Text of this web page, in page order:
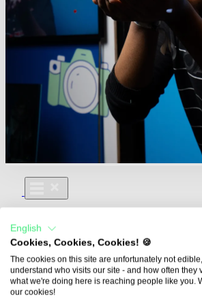
Aus- und Weiterbildungen
Für Lehre & Ausbildung
Media For You
Über Uns
English
Cookies, Cookies, Cookies! 🍪
The cookies on this site are unfortunately not
understand who visits our site - and how often they
what we're doing here is reaching people like you.
our cookies!